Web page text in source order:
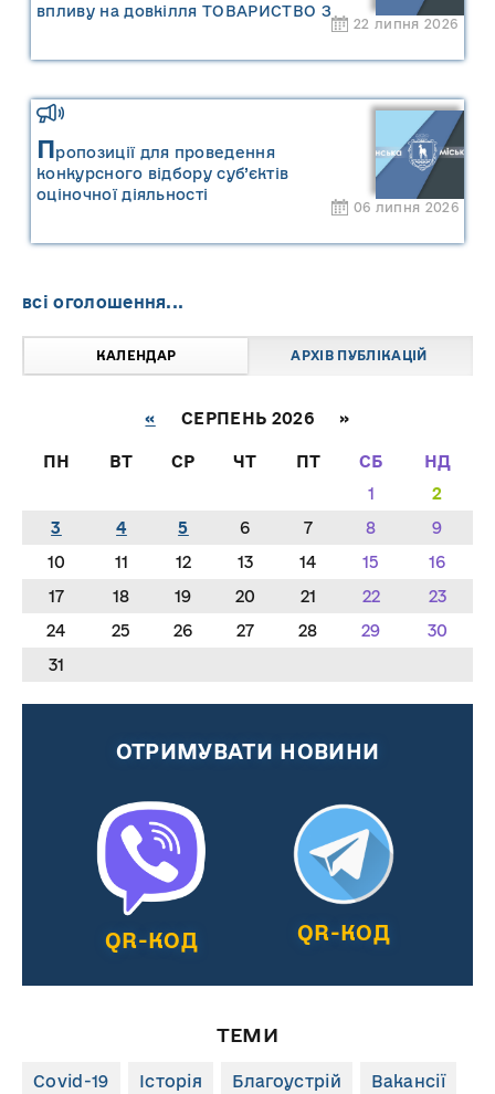
впливу на довкілля ТОВАРИСТВО З
22 липня 2026
Пропозиції для проведення
конкурсного відбору суб’єктів
оціночної діяльності
06 липня 2026
всі оголошення...
КАЛЕНДАР АРХІВ ПУБЛІКАЦІЙ
« СЕРПЕНЬ 2026 »
ПН ВТ СР ЧТ ПТ СБ
НД
1
2
3
4 5 6 7 8
9
10
11 12 13 14 15
16
17
18 19 20 21 22
23
24
25 26 27 28 29
30
31
ОТРИМУВАТИ НОВИНИ
QR-КОД QR-КОД
ТЕМИ
Covid-19 Історія Благоустрій Вакансії